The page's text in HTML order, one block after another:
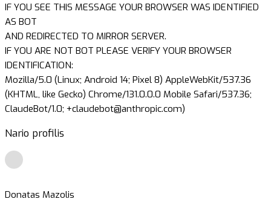
IF YOU SEE THIS MESSAGE YOUR BROWSER WAS IDENTIFIED
AS BOT
AND REDIRECTED TO MIRROR SERVER.
IF YOU ARE NOT BOT PLEASE VERIFY YOUR BROWSER
IDENTIFICATION:
Mozilla/5.0 (Linux; Android 14; Pixel 8) AppleWebKit/537.36
(KHTML, like Gecko) Chrome/131.0.0.0 Mobile Safari/537.36;
ClaudeBot/1.0; +claudebot@anthropic.com)
Nario profilis
Donatas Mazolis